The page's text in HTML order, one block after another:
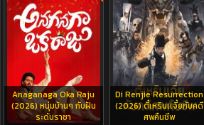
Anaganaga Oka Raju
(2026) หนุ่มบ้านๆ กับฝัน
ระดับราชา
Di Renjie Resurrection
(2026) ตี๋เหรินเเจี๋ยกับคดี
ศพคืนชีพ